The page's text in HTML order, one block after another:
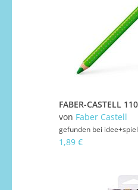
von Faber Castell
gefunden bei idee+spiel
1,89 €